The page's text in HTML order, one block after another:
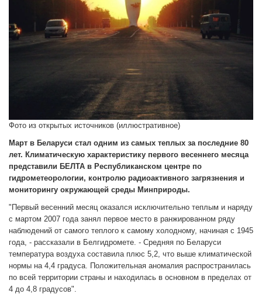
Фото из открытых источников (иллюстративное)
Март в Беларуси стал одним из самых теплых за последние 80
лет. Климатическую характеристику первого весеннего месяца
представили БЕЛТА в Республиканском центре по
гидрометеорологии, контролю радиоактивного загрязнения и
мониторингу окружающей среды Минприроды.
"Первый весенний месяц оказался исключительно теплым и наряду
с мартом 2007 года занял первое место в ранжированном ряду
наблюдений от самого теплого к самому холодному, начиная с 1945
года, - рассказали в Белгидромете. - Средняя по Беларуси
температура воздуха составила плюс 5,2, что выше климатической
нормы на 4,4 градуса. Положительная аномалия распространилась
по всей территории страны и находилась в основном в пределах от
4 до 4,8 градусов".